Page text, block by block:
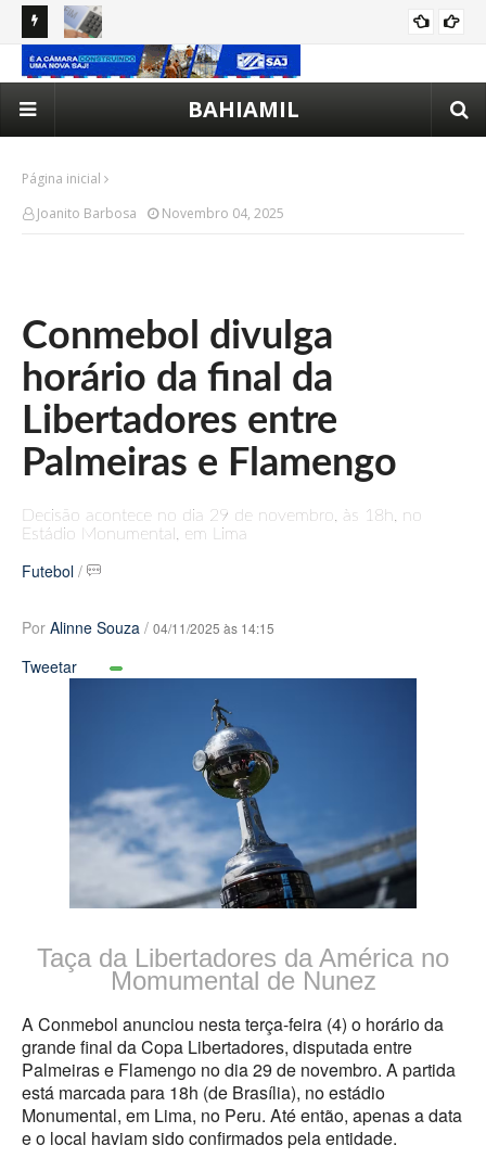
Veja se seu local de votação mudou para as Eleições 2026
em Santo Antônio de Jesus
BAHIAMIL
Página inicial
Joanito Barbosa
Novembro 04, 2025
Conmebol divulga
horário da final da
Libertadores entre
Palmeiras e Flamengo
Decisão acontece no dia 29 de novembro, às 18h, no
Estádio Monumental, em Lima
Futebol /
Por Alinne Souza / 04/11/2025 às 14:15
Tweetar
Taça da Libertadores da América no
Momumental de Nunez
A Conmebol anunciou nesta terça-feira (4) o horário da
grande final da Copa Libertadores, disputada entre
Palmeiras e Flamengo no dia 29 de novembro. A partida
está marcada para 18h (de Brasília), no estádio
Monumental, em Lima, no Peru. Até então, apenas a data
e o local haviam sido confirmados pela entidade.